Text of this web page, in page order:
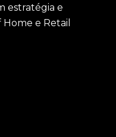
estratégia e
e Retail